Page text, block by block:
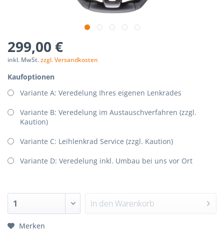
299,00 €
inkl. MwSt.zzgl. Versandkosten
Kaufoptionen
Variante A: Veredelung Ihres eigenen Lenkrades
Variante B: Veredelung im Austauschverfahren (zzgl.
Kaution)
Variante C: Leihlenkrad Service (zzgl. Kaution)
Variante D: Veredelung inkl. Umbau bei uns vor Ort
In den Warenkorb
Merken